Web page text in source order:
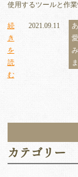
使用するツールと作
続
き
を
読
む
2021.09.11
カテゴリー